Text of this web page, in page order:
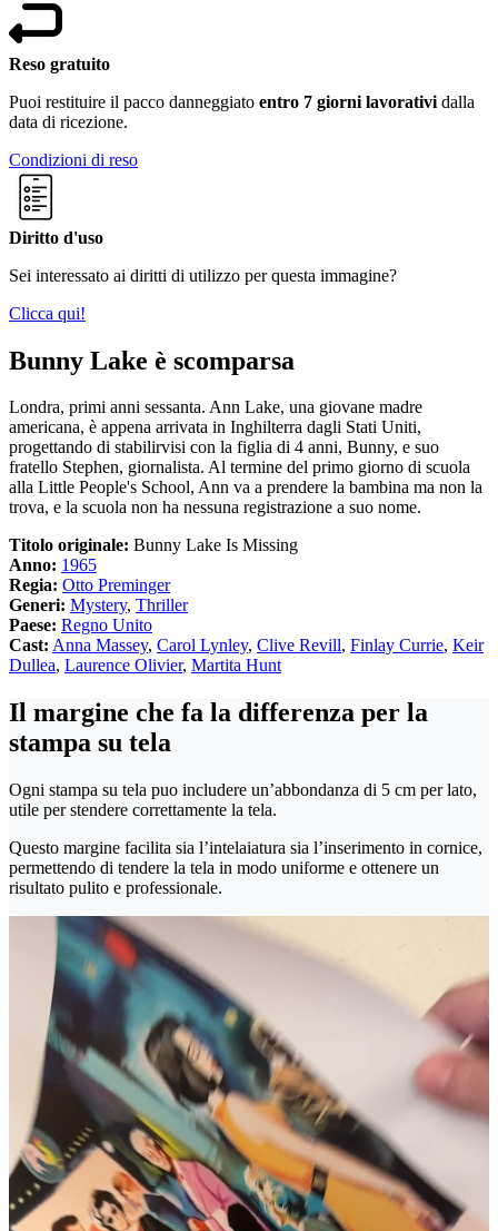
Reso gratuito
Puoi restituire il pacco danneggiato entro 7 giorni lavorativi dalla
data di ricezione.
Condizioni di reso
Diritto d'uso
Sei interessato ai diritti di utilizzo per questa immagine?
Clicca qui!
Bunny Lake è scomparsa
Londra, primi anni sessanta. Ann Lake, una giovane madre
americana, è appena arrivata in Inghilterra dagli Stati Uniti,
progettando di stabilirvisi con la figlia di 4 anni, Bunny, e suo
fratello Stephen, giornalista. Al termine del primo giorno di scuola
alla Little People's School, Ann va a prendere la bambina ma non la
trova, e la scuola non ha nessuna registrazione a suo nome.
Titolo originale: Bunny Lake Is Missing
Anno: 1965
Regia: Otto Preminger
Generi: Mystery, Thriller
Paese: Regno Unito
Cast: Anna Massey, Carol Lynley, Clive Revill, Finlay Currie, Keir
Dullea, Laurence Olivier, Martita Hunt
Il margine che fa la differenza per la
stampa su tela
Ogni stampa su tela puo includere un’abbondanza di 5 cm per lato,
utile per stendere correttamente la tela.
Questo margine facilita sia l’intelaiatura sia l’inserimento in cornice,
permettendo di tendere la tela in modo uniforme e ottenere un
risultato pulito e professionale.